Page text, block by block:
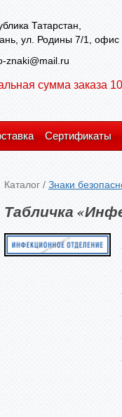
Татарстан,
ул. Родины 7/1, офис
znaki@mail.ru
сумма заказа
Сертификаты
Каталог / Знаки
Табличка